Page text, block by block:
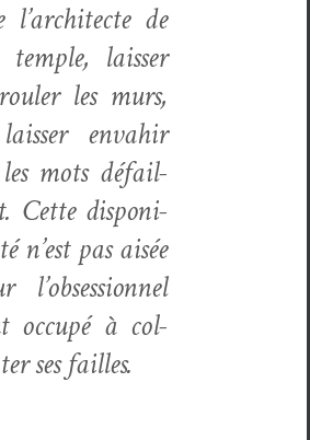
l’ar­chi­tecte de
tem­ple, laiss­er
les murs,
envahir
mots défail­
Cette disponi­
n’est pas aisée
l’ob­ses­sion­nel
occupé à col­
ses failles.